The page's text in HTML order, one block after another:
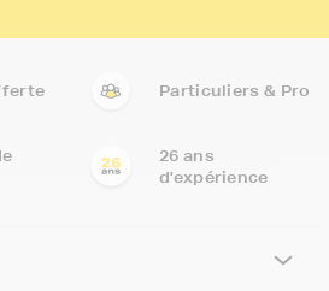
Particuliers & Pro
26 ans
d'expérience